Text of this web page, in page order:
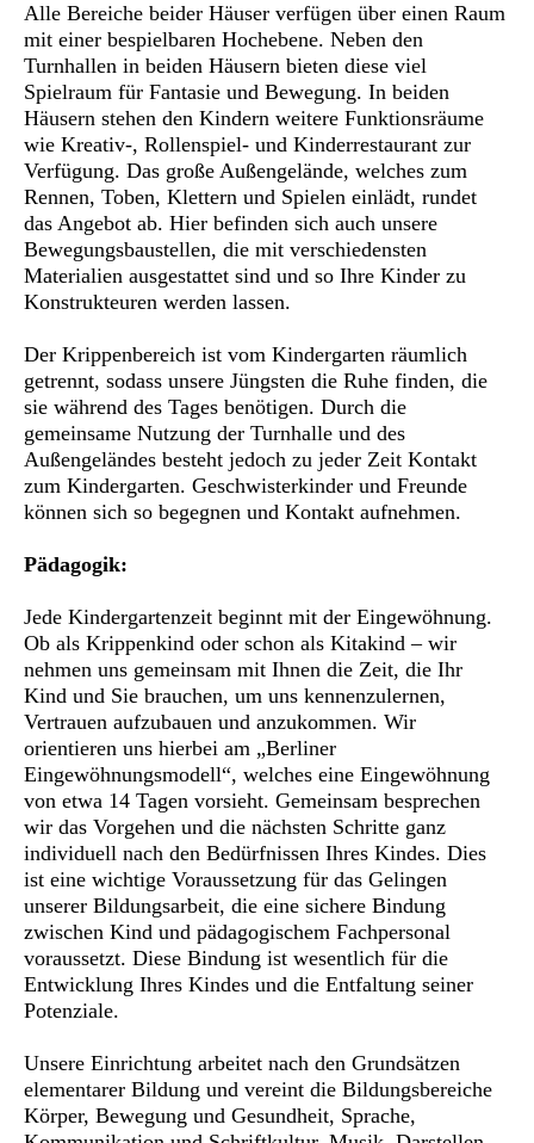
Alle Bereiche beider Häuser verfügen über einen Raum
mit einer bespielbaren Hochebene. Neben den
Turnhallen in beiden Häusern bieten diese viel
Spielraum für Fantasie und Bewegung. In beiden
Häusern stehen den Kindern weitere Funktionsräume
wie Kreativ-, Rollenspiel- und Kinderrestaurant zur
Verfügung. Das große Außengelände, welches zum
Rennen, Toben, Klettern und Spielen einlädt, rundet
das Angebot ab. Hier befinden sich auch unsere
Bewegungsbaustellen, die mit verschiedensten
Materialien ausgestattet sind und so Ihre Kinder zu
Konstrukteuren werden lassen.
Der Krippenbereich ist vom Kindergarten räumlich
getrennt, sodass unsere Jüngsten die Ruhe finden, die
sie während des Tages benötigen. Durch die
gemeinsame Nutzung der Turnhalle und des
Außengeländes besteht jedoch zu jeder Zeit Kontakt
zum Kindergarten. Geschwisterkinder und Freunde
können sich so begegnen und Kontakt aufnehmen.
Pädagogik:
Jede Kindergartenzeit beginnt mit der Eingewöhnung.
Ob als Krippenkind oder schon als Kitakind – wir
nehmen uns gemeinsam mit Ihnen die Zeit, die Ihr
Kind und Sie brauchen, um uns kennenzulernen,
Vertrauen aufzubauen und anzukommen. Wir
orientieren uns hierbei am „Berliner
Eingewöhnungsmodell“, welches eine Eingewöhnung
von etwa 14 Tagen vorsieht. Gemeinsam besprechen
wir das Vorgehen und die nächsten Schritte ganz
individuell nach den Bedürfnissen Ihres Kindes. Dies
ist eine wichtige Voraussetzung für das Gelingen
unserer Bildungsarbeit, die eine sichere Bindung
zwischen Kind und pädagogischem Fachpersonal
voraussetzt. Diese Bindung ist wesentlich für die
Entwicklung Ihres Kindes und die Entfaltung seiner
Potenziale.
Unsere Einrichtung arbeitet nach den Grundsätzen
elementarer Bildung und vereint die Bildungsbereiche
Körper, Bewegung und Gesundheit, Sprache,